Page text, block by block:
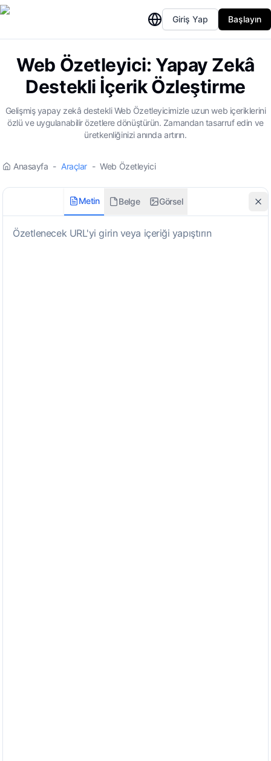
Giriş Yap Başlayın
Web Özetleyici: Yapay Zekâ
Destekli İçerik Özleştirme
Gelişmiş yapay zekâ destekli Web Özetleyicimizle uzun web içeriklerini
özlü ve uygulanabilir özetlere dönüştürün. Zamandan tasarruf edin ve
üretkenliğinizi anında artırın.
Anasayfa - Araçlar - Web Özetleyici
Metin Belge Görsel